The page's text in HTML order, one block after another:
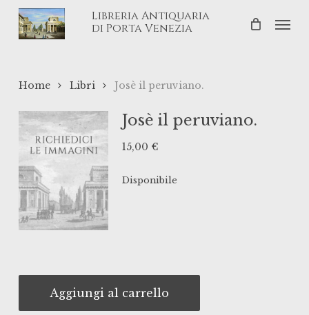
Skip
Libreria Antiquaria
di Porta Venezia
Home Libri Josè il peruviano.
Josè il peruviano.
15,00 €
Disponibile
Aggiungi al carrello